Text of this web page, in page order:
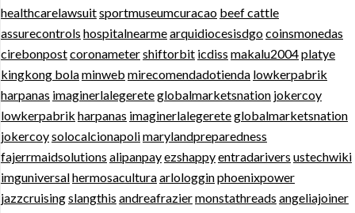
healthcarelawsuitsportmuseumcuracao beef cattle
assurecontrols hospitalnearmearquidiocesisdgocoinsmonedas
cirebonpostcoronametershiftorbit icdiss makalu2004platye
kingkong bolaminweb mirecomendadotienda lowkerpabrik
harpanas imaginerlalegereteglobalmarketsnation jokercoy
lowkerpabrik harpanas imaginerlalegereteglobalmarketsnation
jokercoysolocalcionapolimarylandpreparedness
fajerrmaidsolutions alipanpayezshappyentradarivers ustechwiki
imguniversalhermosaculturaarlologginphoenixpower
jazzcruisingslangthis andreafraziermonstathreads angeliajoiner